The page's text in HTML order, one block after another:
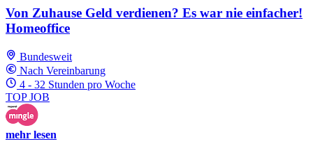
Von Zuhause Geld verdienen? Es war nie einfacher!
Homeoffice
Bundesweit
Nach Vereinbarung
4 - 32 Stunden pro Woche
TOP JOB
mehr lesen